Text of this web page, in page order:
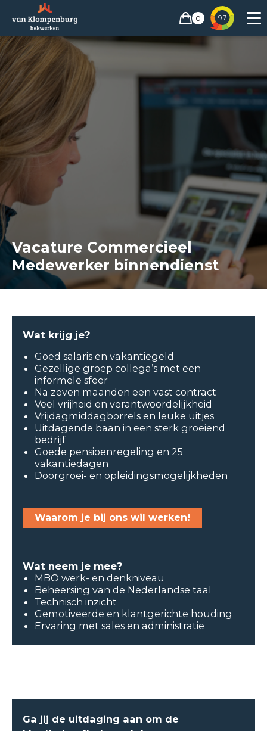
0 9.7
Vacature Commercieel
Medewerker binnendienst
Wat krijg je?
Goed salaris en vakantiegeld
Gezellige groep collega’s met een
informele sfeer
Na zeven maanden een vast contract
Veel vrijheid en verantwoordelijkheid
Vrijdagmiddagborrels en leuke uitjes
Uitdagende baan in een sterk groeiend
bedrijf
Goede pensioenregeling en 25
vakantiedagen
Doorgroei- en opleidingsmogelijkheden
Waarom je bij ons wil werken!
Wat neem je mee?
MBO werk- en denkniveau
Beheersing van de Nederlandse taal
Technisch inzicht
Gemotiveerde en klantgerichte houding
Ervaring met sales en administratie
Ga jij de uitdaging aan om de